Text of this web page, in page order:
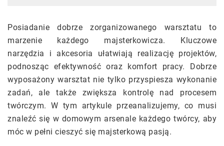
Posiadanie dobrze zorganizowanego warsztatu to
marzenie każdego majsterkowicza. Kluczowe
narzędzia i akcesoria ułatwiają realizację projektów,
podnosząc efektywność oraz komfort pracy. Dobrze
wyposażony warsztat nie tylko przyspiesza wykonanie
zadań, ale także zwiększa kontrolę nad procesem
twórczym. W tym artykule przeanalizujemy, co musi
znaleźć się w domowym arsenale każdego twórcy, aby
móc w pełni cieszyć się majsterkową pasją.